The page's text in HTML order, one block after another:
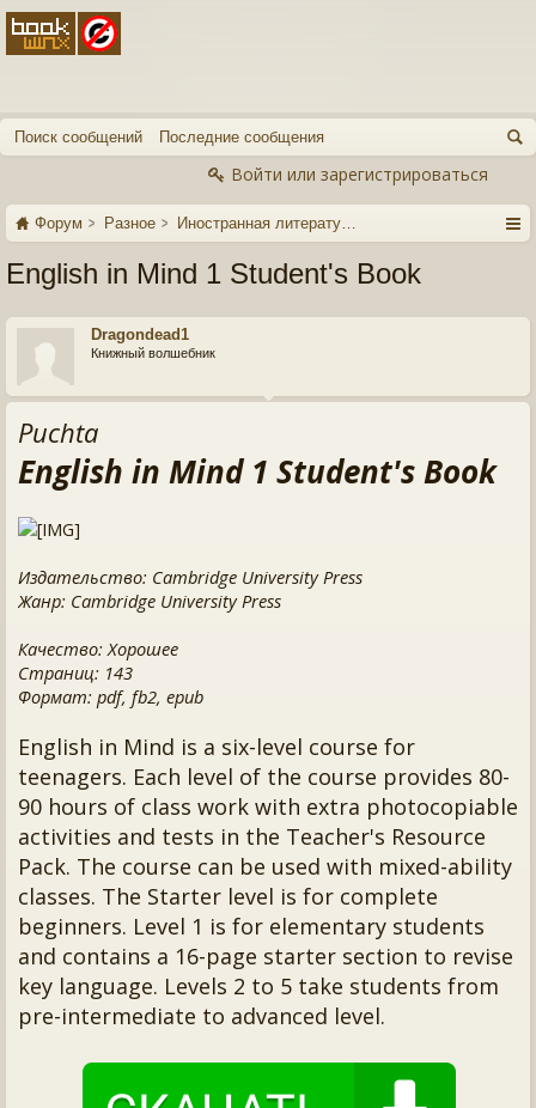
Поиск сообщений Последние сообщения
Войти или зарегистрироваться
Форум Разное Иностранная литература
English in Mind 1 Student's Book
Dragondead1
Книжный волшебник
Puchta
English in Mind 1 Student's Book
Издательство: Cambridge University Press
Жанр: Cambridge University Press
Качество: Хорошее
Страниц: 143
Формат: pdf, fb2, epub
English in Mind is a six-level course for
teenagers. Each level of the course provides 80-
90 hours of class work with extra photocopiable
activities and tests in the Teacher's Resource
Pack. The course can be used with mixed-ability
classes. The Starter level is for complete
beginners. Level 1 is for elementary students
and contains a 16-page starter section to revise
key language. Levels 2 to 5 take students from
pre-intermediate to advanced level.